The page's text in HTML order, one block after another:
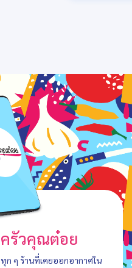
รัวคุณต๋อย
ทุก ๆ ร้านที่เคยออกอากาศใน